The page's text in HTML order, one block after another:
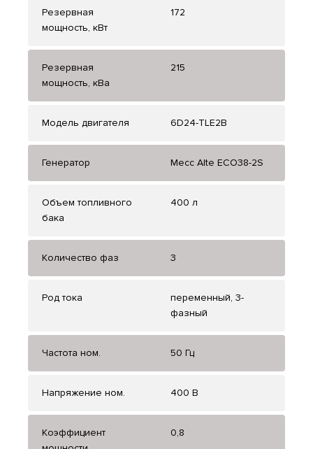
Резервная
мощность, кВт
172
Резервная
мощность, кВа
215
Модель двигателя 6D24-TLE2B
Генератор Mecc Alte ECO38-2S
Объем топливного
бака
400 л
Количество фаз 3
Род тока
переменный, 3-
фазный
Частота ном. 50 Гц
Напряжение ном. 400 В
Коэффициент
0,8